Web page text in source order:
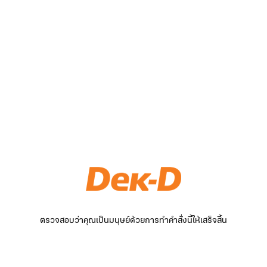
ตรวจสอบว่าคุณเป็นมนุษย์ด้วยการทำคำสั่งนี้ให้เสร็จสิ้น